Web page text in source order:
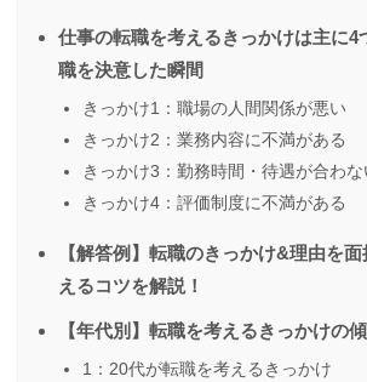
仕事の転職を考えるきっかけは主に4
職を決意した瞬間
きっかけ1：職場の人間関係が悪い
きっかけ2：業務内容に不満がある
きっかけ3：勤務時間・待遇が合わな
きっかけ4：評価制度に不満がある
【解答例】転職のきっかけ&理由を
えるコツを解説！
【年代別】転職を考えるきっかけの
1：20代が転職を考えるきっかけ